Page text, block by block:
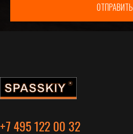
ОТПРАВИТЬ
+7 495 122 00 32